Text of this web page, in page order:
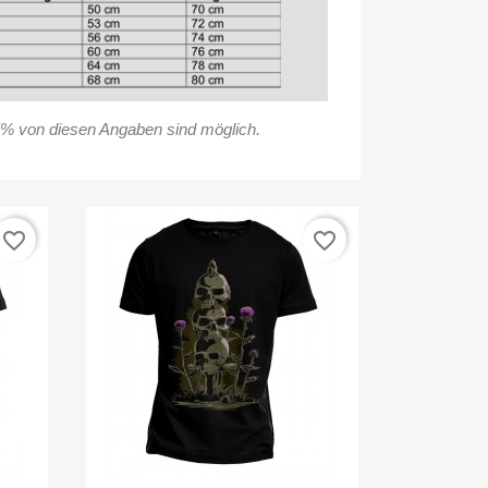
von diesen Angaben sind möglich.
favorite_border favorite_border